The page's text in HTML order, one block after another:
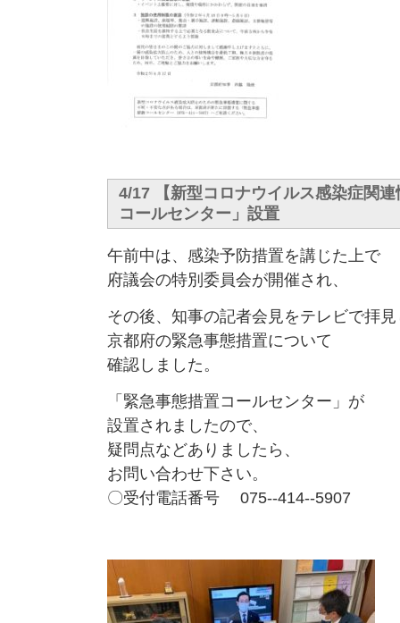
4/17 【新型コロナウイルス感染症関
コールセンター」設置
午前中は、感染予防措置を講じた上で
府議会の特別委員会が開催され、
その後、知事の記者会見をテレビで拝見
京都府の緊急事態措置について
確認しました。
「緊急事態措置コールセンター」が
設置されましたので、
疑問点などありましたら、
お問い合わせ下さい。
〇受付電話番号 075--414--5907